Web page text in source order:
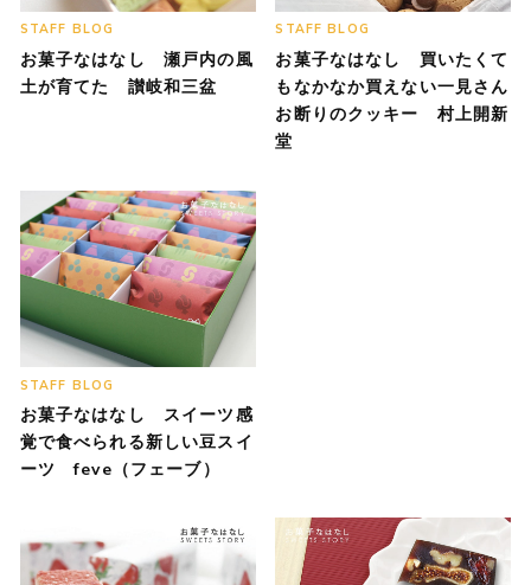
STAFF BLOG
お菓子なはなし 瀬戸内の風
土が育てた 讃岐和三盆
STAFF BLOG
お菓子なはなし 買いたくて
もなかなか買えない一見さん
お断りのクッキー 村上開新
堂
STAFF BLOG
お菓子なはなし スイーツ感
覚で食べられる新しい豆スイ
ーツ feve（フェーブ）